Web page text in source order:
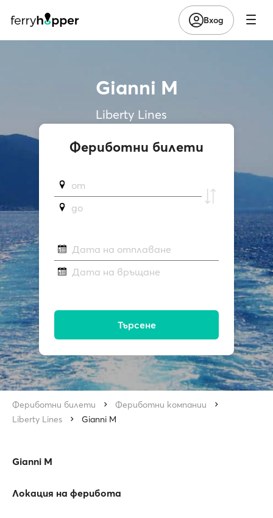
Вход
Gianni M
Liberty Lines
Фериботни билети
от
до
Дата на отплаване
Дата на връщане
Търсене
Фериботни билети
Фериботни компании
Liberty Lines
Gianni M
Gianni M
Локация на ферибота